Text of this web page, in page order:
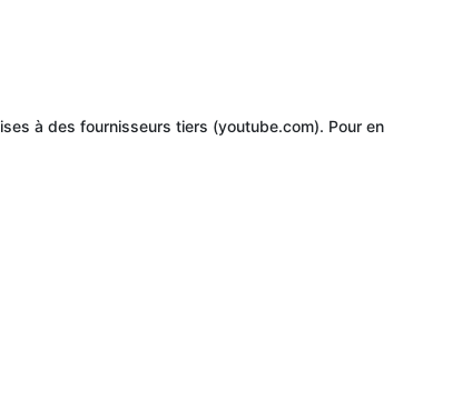
à des fournisseurs tiers (youtube.com). Pour en